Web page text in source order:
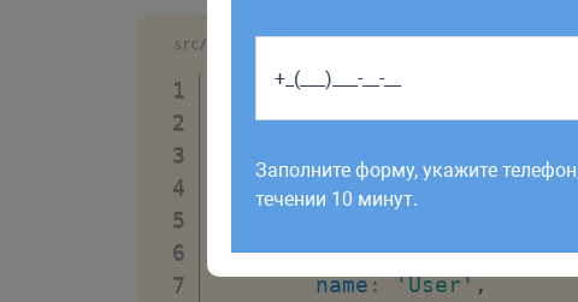
src/router.js
import { createRouter
import User from './
routes =
[
path: '/user/:id',
name: 'User',
Работаем по будням с 9:00 до
рабочий день до 12:00.
Заполните форму, укажите
течении 10 минут.